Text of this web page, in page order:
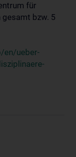
für
gesamt bzw. 5
en/ueber-